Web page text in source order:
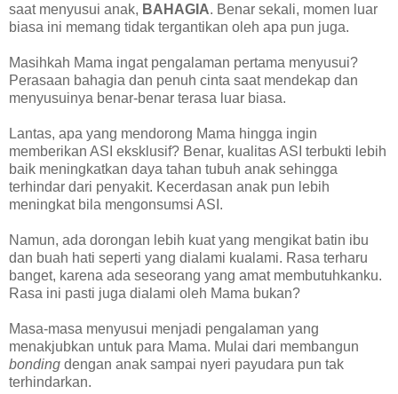
saat menyusui anak, BAHAGIA. Benar sekali, momen luar
biasa ini memang tidak tergantikan oleh apa pun juga.
Masihkah Mama ingat pengalaman pertama menyusui?
Perasaan bahagia dan penuh cinta saat mendekap dan
menyusuinya benar-benar terasa luar biasa.
Lantas, apa yang mendorong Mama hingga ingin
memberikan ASI eksklusif? Benar, kualitas ASI terbukti lebih
baik meningkatkan daya tahan tubuh anak sehingga
terhindar dari penyakit. Kecerdasan anak pun lebih
meningkat bila mengonsumsi ASI.
Namun, ada dorongan lebih kuat yang mengikat batin ibu
dan buah hati seperti yang dialami kualami. Rasa terharu
banget, karena ada seseorang yang amat membutuhkanku.
Rasa ini pasti juga dialami oleh Mama bukan?
Masa-masa menyusui menjadi pengalaman yang
menakjubkan untuk para Mama. Mulai dari membangun
bonding dengan anak sampai nyeri payudara pun tak
terhindarkan.